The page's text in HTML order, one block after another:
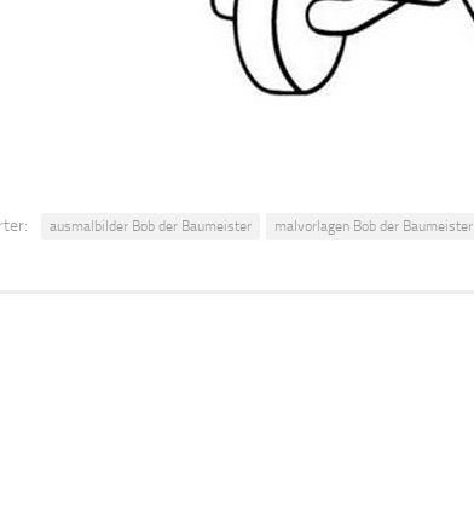
ausmalbilder Bob der Baumeister malvorlagen Bob der Baumeister